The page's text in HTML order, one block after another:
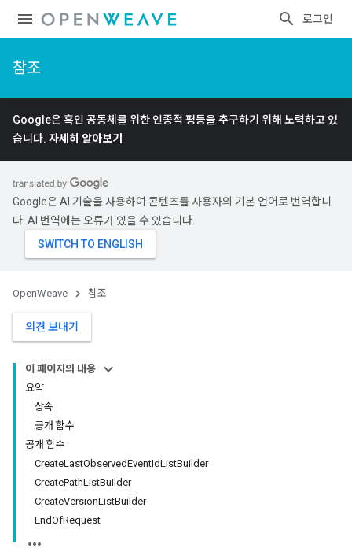
로그인
참조
Google은 흑인 공동체를 위한 인종적 평등을 추구하기 위해 노력하고 있
습니다. 자세히 알아보기
Google은 AI 기술을 사용하여 콘텐츠를 사용자의 기본 언어로 번역합니
다. AI 번역에는 오류가 있을 수 있습니다.
OpenWeave 참조
의견 보내기
이 페이지의 내용
요약
상속
공개 함수
공개 함수
CreateLastObservedEventIdListBuilder
CreatePathListBuilder
CreateVersionListBuilder
EndOfRequest